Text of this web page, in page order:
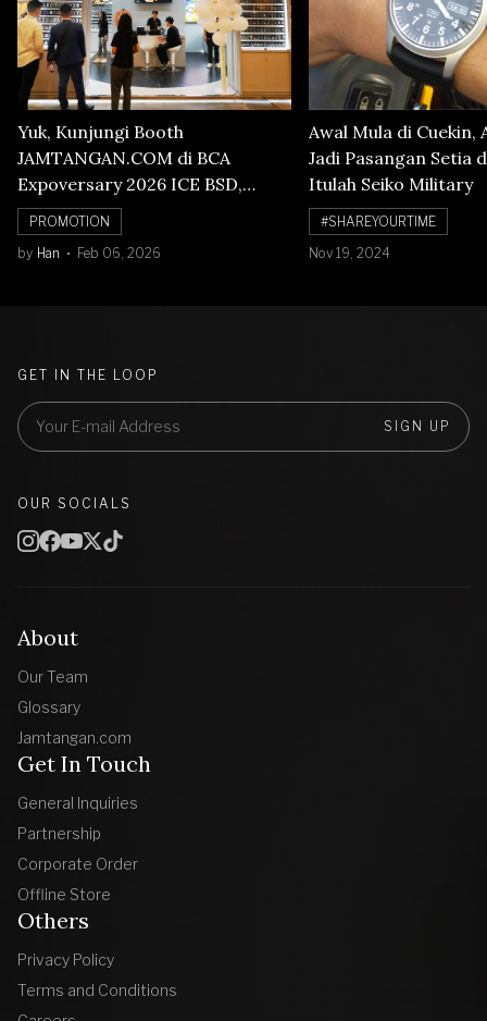
Yuk, Kunjungi Booth
JAMTANGAN.COM di BCA
Expoversary 2026 ICE BSD,
Banyak Diskon Jam Tangan,
Cuma Sampai 8 Februari!
PROMOTION
by Han Feb 06, 2026
Awal Mula di Cuekin,
Jadi Pasangan Setia
Itulah Seiko Military
#SHAREYOURTIME
Nov 19, 2024
About
Our Team
Glossary
Jamtangan.com
Get In Touch
General Inquiries
Partnership
Corporate Order
Offline Store
Others
Privacy Policy
Terms and Conditions
GET IN THE LOOP
SIGN UP
OUR SOCIALS